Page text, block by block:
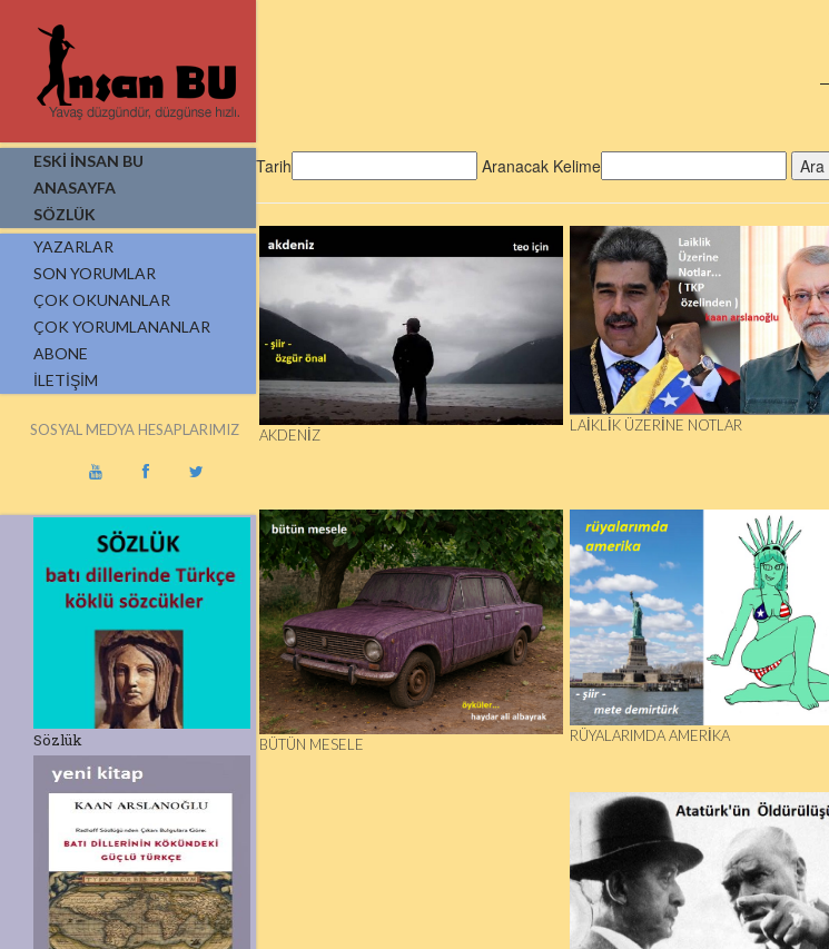
ESKİ İNSAN BU
ANASAYFA
SÖZLÜK
YAZARLAR
SON YORUMLAR
ÇOK OKUNANLAR
ÇOK YORUMLANANLAR
ABONE
İLETIŞIM
SOSYAL MEDYA HESAPLARIMIZ
Sözlük
Tarih Aranacak Kelime Ara
AKDENIZ
LAIKLIK ÜZERINE NOTLAR
BÜTÜN MESELE
RÜYALARIMDA AMERIKA